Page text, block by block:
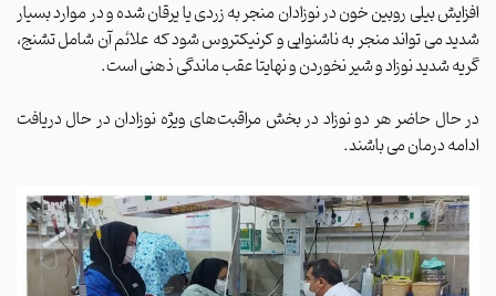
افزایش بیلی روبین خون در نوزادان منجر به زردی یا یرقان شده و در موارد بسیار
شدید می تواند منجر به ناشنوایی و کرنیکتروس شود که علائم آن شامل تشنج،
گریه شدید نوزاد و شیر نخوردن و نهایتا عقب ماندگی ذهنی است.
در حال حاضر هر دو نوزاد در بخش مراقبت‌های ویژه نوزادان در حال دریافت
ادامه درمان می باشند.